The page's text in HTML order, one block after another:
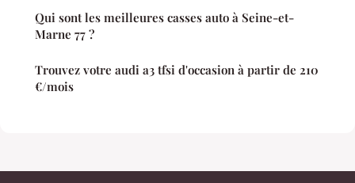
Qui sont les meilleures casses auto à Seine-et-
Marne 77 ?
Trouvez votre audi a3 tfsi d'occasion à partir de 210
€/mois